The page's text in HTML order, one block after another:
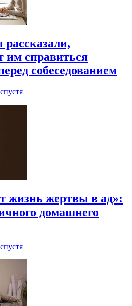
им справиться
собеседованием
жизнь жертвы в ад»:
домашнего